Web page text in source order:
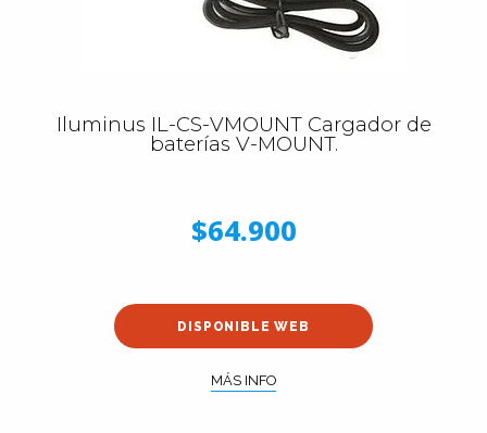
Iluminus IL-CS-VMOUNT Cargador de
baterías V-MOUNT.
$64.900
DISPONIBLE WEB
MÁS INFO